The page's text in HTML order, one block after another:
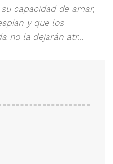
capacidad de amar,
y que los
no la dejarán atr...